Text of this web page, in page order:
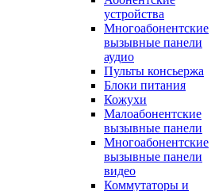
устройства
Многоабонентские
вызывные панели
аудио
Пульты консьержа
Блоки питания
Кожухи
Малоабонентские
вызывные панели
Многоабонентские
вызывные панели
видео
Коммутаторы и